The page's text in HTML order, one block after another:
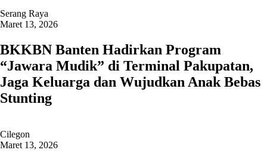
Serang Raya
Maret 13, 2026
BKKBN Banten Hadirkan Program
“Jawara Mudik” di Terminal Pakupatan,
Jaga Keluarga dan Wujudkan Anak Bebas
Stunting
Cilegon
Maret 13, 2026